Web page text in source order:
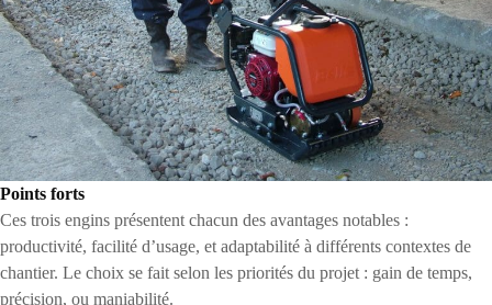
Points forts
Ces trois engins présentent chacun des avantages notables :
productivité, facilité d’usage, et adaptabilité à différents contextes de
chantier. Le choix se fait selon les priorités du projet : gain de temps,
précision, ou maniabilité.